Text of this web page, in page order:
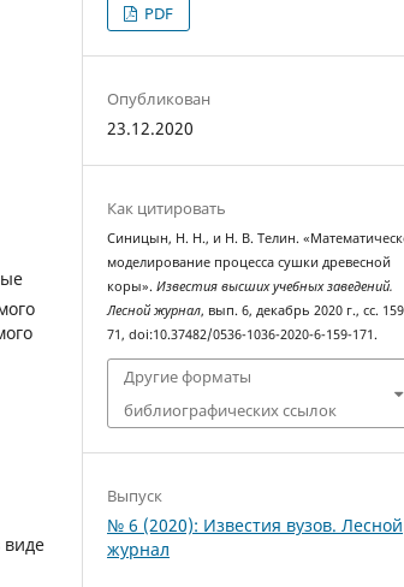
виде
PDF
Опубликован
23.12.2020
Как цитировать
Синицын, Н. Н., и Н. В. Телин.
моделирование процесса сушки древесной
коры».Известия высших учебных заведений.
Лесной журнал, вып. 6, декабрь 2020 г., сс.
71, doi:10.37482/0536-1036-2020-6-159-171.
Другие форматы
библиографических ссылок
Выпуск
№ 6 (2020): Известия вузов. Лесной
журнал